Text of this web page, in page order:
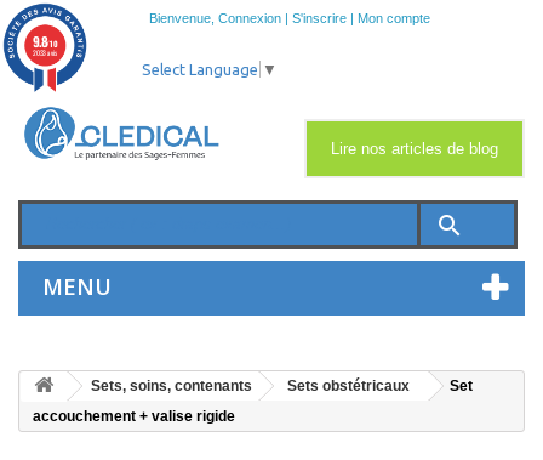
Bienvenue, Connexion | S'inscrire | Mon compte
search
MENU
Lire nos articles de blog
Select Language ▼
Sets, soins, contenants Sets obstétricaux
Set
accouchement + valise rigide
9.8/10
2033 avis